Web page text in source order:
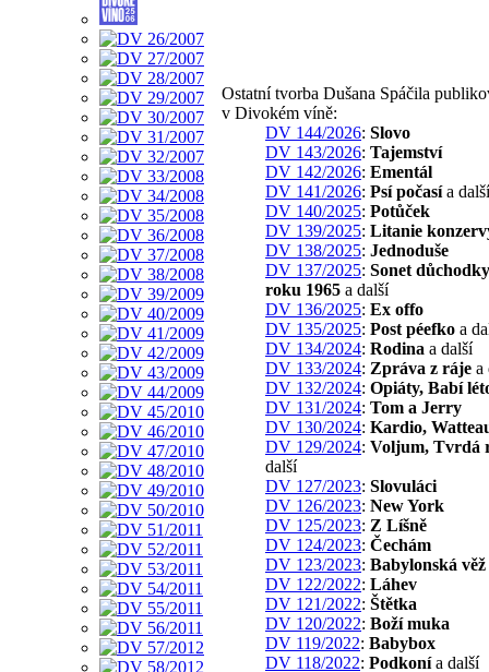
Ostatní tvorba Dušana Spáčila
v Divokém víně:
DV 144/2026: Slovo
DV 143/2026: Tajemství
DV 142/2026: Ementál
DV 141/2026: Psí počasía další
DV 140/2025: Potůček
DV 139/2025: Litanie
DV 138/2025: Jednoduše
DV 137/2025: Sonet
roku 1965 a další
DV 136/2025: Ex offo
DV 135/2025: Post péefko a
DV 134/2024: Rodina a další
DV 133/2024: Zpráva z ráje a
DV 132/2024: Opiáty, Babí
DV 131/2024: Tom a Jerry
DV 130/2024: Kardio,
DV 129/2024: Voljum, Tvrdá
další
DV 127/2023: Slovuláci
DV 126/2023: New York
DV 125/2023: Z Líšně
DV 124/2023: Čechám
DV 123/2023: Babylonská věž
DV 122/2022: Láhev
DV 121/2022: Štětka
DV 120/2022: Boží muka
DV 119/2022: Babybox
DV 118/2022: Podkonía další